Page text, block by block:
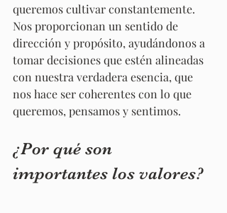
queremos cultivar constantemente.
Nos proporcionan un sentido de
dirección y propósito, ayudándonos a
tomar decisiones que estén alineadas
con nuestra verdadera esencia, que
nos hace ser coherentes con lo que
queremos, pensamos y sentimos.
¿Por qué son
importantes los valores?